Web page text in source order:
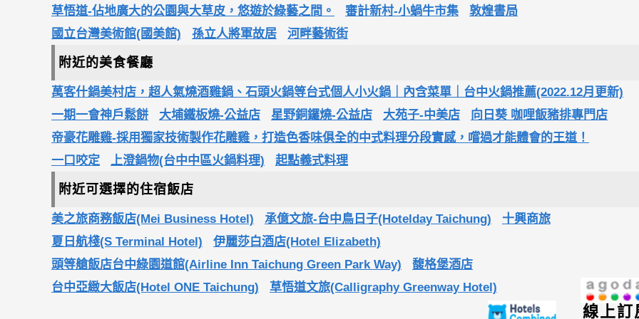
草悟道-佔地廣大的公園與大草皮，悠遊於綠藝之間。 審計新村-小蝸牛市集
敦煌書局
國立台灣美術館(國美館)
孫立人將軍故居 河畔藝術街
附近的美食餐廳
萬客什鍋美村店，超人氣燒酒雞鍋、石頭火鍋等台式個人小火鍋｜內含菜單｜台中火鍋推薦(2022.12月更新)
一期一會神戶鬆餅
大埔鐵板燒-公益店 星野銅鑼燒-公益店 大苑子-中美店
向日葵 咖哩飯豬排專門店
帝豪花雕雞-採用獨家技術製作花雕雞，打造色香味俱全的中式料理分段實感，嚐過才能體會的王道！
一口咬定
上澄鍋物(台中中區火鍋料理) 起點義式料理
附近可選擇的住宿飯店
美之旅商務飯店(Mei Business Hotel) 承億文旅-台中鳥日子(Hotelday Taichung)
十興商旅
夏日航棧(S Terminal Hotel)
伊麗莎白酒店(Hotel Elizabeth)
頭等艙飯店台中綠園道館(Airline Inn Taichung Green Park Way)
馥格堡酒店
台中亞緻大飯店(Hotel ONE Taichung)
草悟道文旅(Calligraphy Greenway Hotel)
線上訂